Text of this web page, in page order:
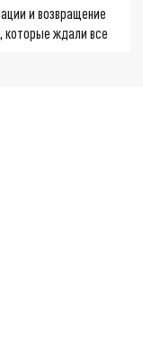
и возвращение
которые ждали все